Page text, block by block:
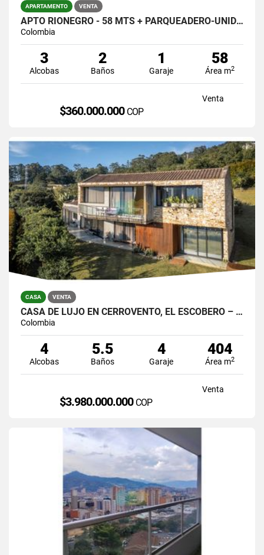
APARTAMENTO VENTA
APTO RIONEGRO - 58 MTS + PARQUEADERO-UNIDAD COMPLETA $360.000.000
Colombia
3
Alcobas
2
Baños
1
Garaje
58
Área m2
Venta
$360.000.000 COP
CASA VENTA
CASA DE LUJO EN CERROVENTO, EL ESCOBERO – ENVIGADO
Colombia
4
Alcobas
5.5
Baños
4
Garaje
404
Área m2
Venta
$3.980.000.000 COP